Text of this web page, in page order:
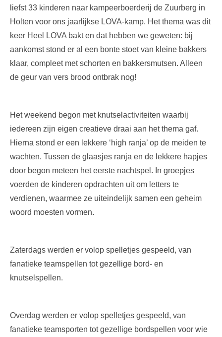
liefst 33 kinderen naar kampeerboerderij de Zuurberg in
Holten voor ons jaarlijkse LOVA-kamp. Het thema was dit
keer Heel LOVA bakt en dat hebben we geweten: bij
aankomst stond er al een bonte stoet van kleine bakkers
klaar, compleet met schorten en bakkersmutsen. Alleen
de geur van vers brood ontbrak nog!
Het weekend begon met knutselactiviteiten waarbij
iedereen zijn eigen creatieve draai aan het thema gaf.
Hierna stond er een lekkere ‘high ranja’ op de meiden te
wachten. Tussen de glaasjes ranja en de lekkere hapjes
door begon meteen het eerste nachtspel. In groepjes
voerden de kinderen opdrachten uit om letters te
verdienen, waarmee ze uiteindelijk samen een geheim
woord moesten vormen.
Zaterdags werden er volop spelletjes gespeeld, van
fanatieke teamspellen tot gezellige bord- en
knutselspellen.
Overdag werden er volop spelletjes gespeeld, van
fanatieke teamsporten tot gezellige bordspellen voor wie